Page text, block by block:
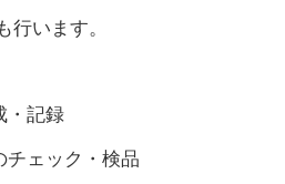
行います。
・記録
チェック・検品